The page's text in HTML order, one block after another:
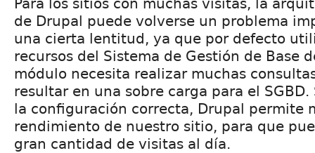
Para los sitios con muchas visitas, la
de Drupal puede volverse un problema
una cierta lentitud, ya que por defecto
recursos del Sistema de Gestión de Base
módulo necesita realizar muchas
resultar en una sobre carga para el
la configuración correcta, Drupal permite
rendimiento de nuestro sitio, para que
gran cantidad de visitas al día.